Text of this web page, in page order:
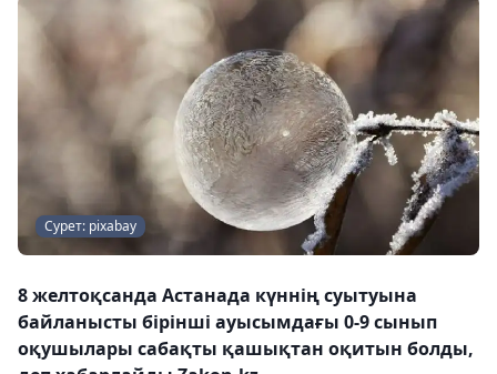
Сурет: pixabay
8 желтоқсанда Астанада күннің суытуына
байланысты бірінші ауысымдағы 0-9 сынып
оқушылары сабақты қашықтан оқитын болды,